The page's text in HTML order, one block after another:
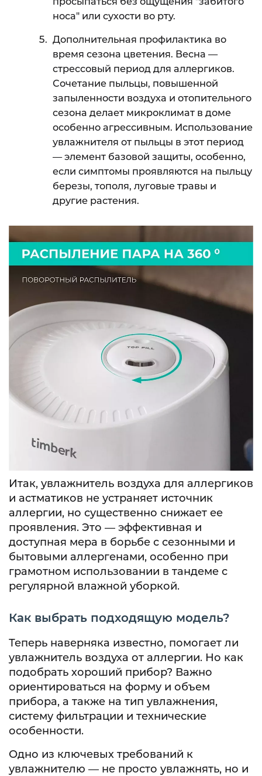
носа" или сухости во рту.
Дополнительная профилактика во
время сезона цветения. Весна —
стрессовый период для аллергиков.
Сочетание пыльцы, повышенной
запыленности воздуха и отопительного
сезона делает микроклимат в доме
особенно агрессивным. Использование
увлажнителя от пыльцы в этот период
— элемент базовой защиты, особенно,
если симптомы проявляются на пыльцу
березы, тополя, луговые травы и
другие растения.
Итак, увлажнитель воздуха для аллергиков
и астматиков не устраняет источник
аллергии, но существенно снижает ее
проявления. Это — эффективная и
доступная мера в борьбе с сезонными и
бытовыми аллергенами, особенно при
грамотном использовании в тандеме с
регулярной влажной уборкой.
Как выбрать подходящую модель?
Теперь наверняка известно, помогает ли
увлажнитель воздуха от аллергии. Но как
подобрать хороший прибор? Важно
ориентироваться на форму и объем
прибора, а также на тип увлажнения,
систему фильтрации и технические
особенности.
Одно из ключевых требований к
увлажнителю — не просто увлажнять, но и